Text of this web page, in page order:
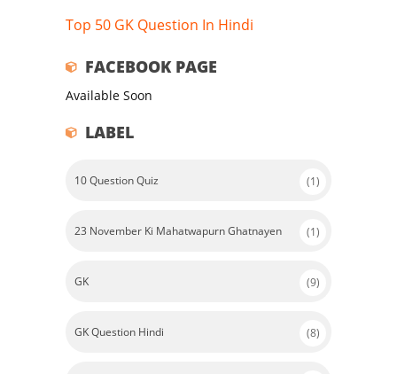
Top 50 GK Question In Hindi
FACEBOOK PAGE
Available Soon
LABEL
10 Question Quiz (1)
23 November Ki Mahatwapurn Ghatnayen (1)
GK (9)
GK Question Hindi (8)